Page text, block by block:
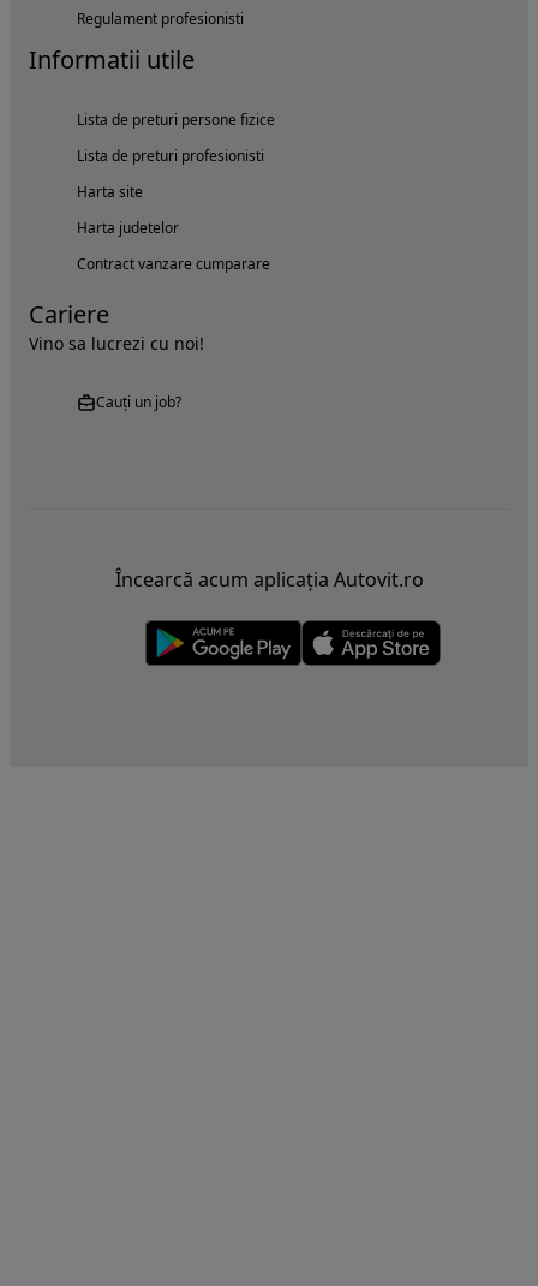
Regulament profesionisti
Informatii utile
Lista de preturi persone fizice
Lista de preturi profesionisti
Harta site
Harta judetelor
Contract vanzare cumparare
Cariere
Vino sa lucrezi cu noi!
Cauți un job?
Încearcă acum aplicația Autovit.ro